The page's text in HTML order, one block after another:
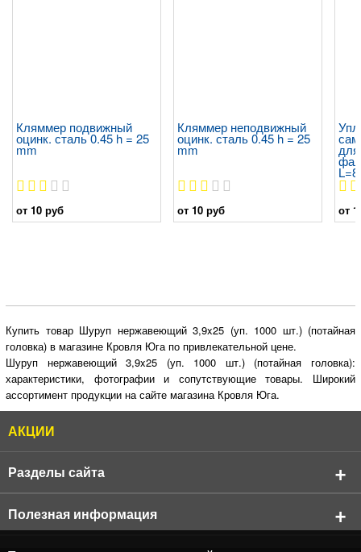
Кляммер подвижный
оцинк. сталь 0.45 h = 25
mm
от 10 руб
Кляммер неподвижный
оцинк. сталь 0.45 h = 25
mm
от 10 руб
для
от
Купить товар Шуруп нержавеющий 3,9x25 (уп. 1000 шт.) (потайная
головка) в магазине Кровля Юга по привлекательной цене.
Шуруп нержавеющий 3,9x25 (уп. 1000 шт.) (потайная головка):
характеристики, фотографии и сопутствующие товары. Широкий
ассортимент продукции на сайте магазина Кровля Юга.
АКЦИИ
Разделы сайта
Реквизиты компании
Полезная информация